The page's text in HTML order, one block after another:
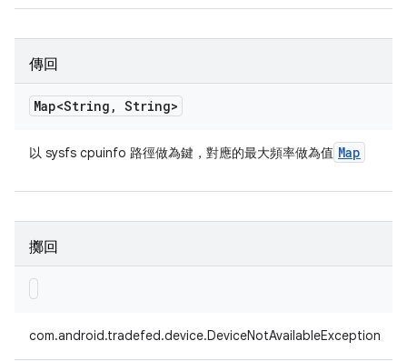
傳回
Map<String , String>
以 sysfs cpuinfo 路徑做為鍵，對應的最大頻率做為值 Map
擲回
com.android.tradefed.device.DeviceNotAvailableException